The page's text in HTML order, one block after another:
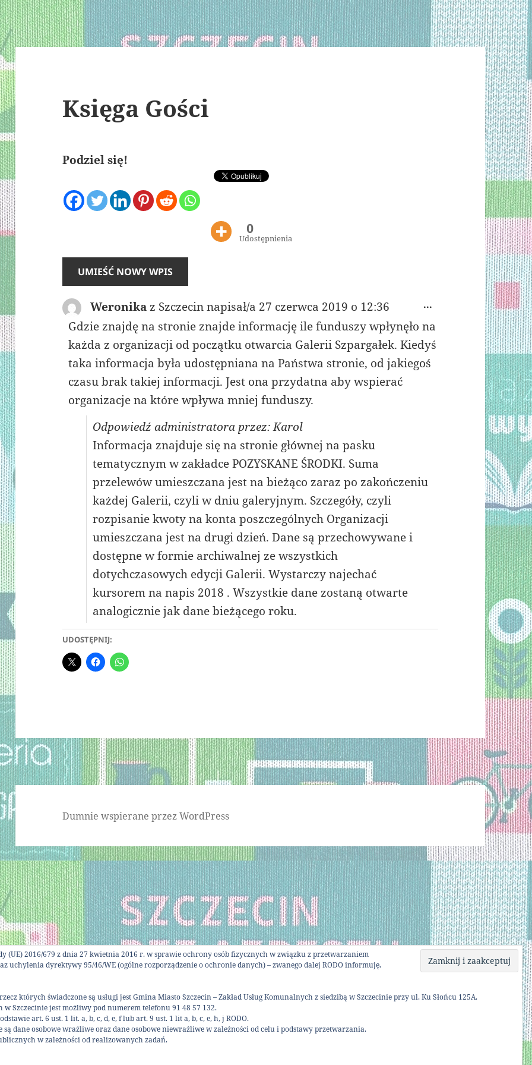
Księga Gości
Podziel się!
0
Udostępnienia
Weronikaz Szczecin napisał/a 27 czerwca 2019 o 12:36
Gdzie znajdę na stronie znajde informację ile funduszy wpłynęło na
każda z organizacji od początku otwarcia Galerii Szpargałek. Kiedyś
taka informacja była udostępniana na Państwa stronie, od jakiegoś
czasu brak takiej informacji. Jest ona przydatna aby wspierać
organizacje na które wpływa mniej funduszy.
Odpowiedź administratora przez: Karol
Informacja znajduje się na stronie głównej na pasku
tematycznym w zakładce POZYSKANE ŚRODKI. Suma
przelewów umieszczana jest na bieżąco zaraz po zakończeniu
każdej Galerii, czyli w dniu galeryjnym. Szczegóły, czyli
rozpisanie kwoty na konta poszczególnych Organizacji
umieszczana jest na drugi dzień. Dane są przechowywane i
dostępne w formie archiwalnej ze wszystkich
dotychczasowych edycji Galerii. Wystarczy najechać
kursorem na napis 2018 . Wszystkie dane zostaną otwarte
analogicznie jak dane bieżącego roku.
...TOGGLE
METABOX.
UDOSTĘPNIJ:
Dumnie wspierane przez WordPress
(UE) 2016/679 z dnia 27 kwietnia 2016 r. w sprawie ochrony osób fizycznych w związku z przetwarzaniem
uchylenia dyrektywy 95/46/WE (ogólne rozporządzenie o ochronie danych) – zwanego dalej RODO informuję,
których świadczone są usługi jest Gmina Miasto Szczecin – Zakład Usług Komunalnych z siedzibą w Szczecinie przy ul. Ku Słońcu 125A.
Szczecinie jest możliwy pod numerem telefonu 91 48 57 132.
art. 6 ust. 1 lit. a, b, c, d, e, f lub art. 9 ust. 1 lit a, b, c, e, h, j RODO.
dane osobowe wrażliwe oraz dane osobowe niewrażliwe w zależności od celu i podstawy przetwarzania.
w zależności od realizowanych zadań.